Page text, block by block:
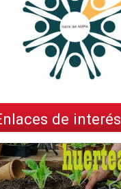
de interés